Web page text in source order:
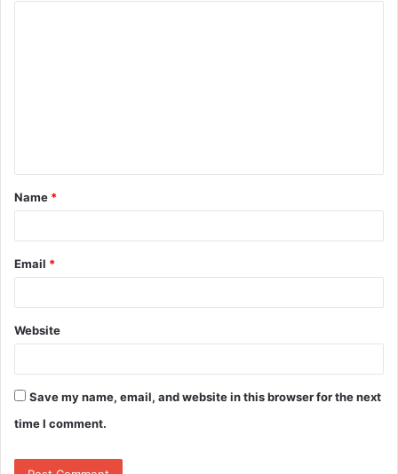
t
*
Name *
Email *
Website
Save my name, email, and website in this browser for the next
time I comment.